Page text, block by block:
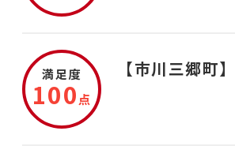
満足度
100 点
【市川三郷町